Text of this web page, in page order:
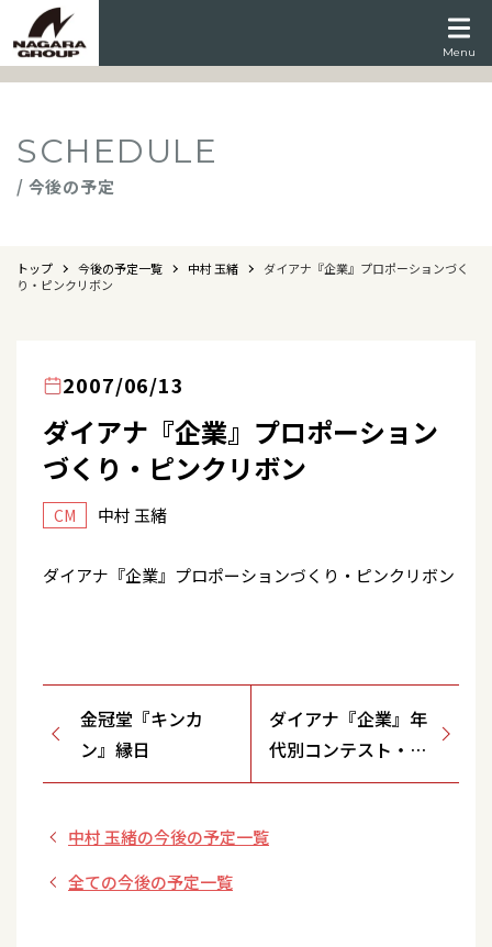
Menu
SCHEDULE
/ 今後の予定
トップ 今後の予定一覧 中村 玉緒
ダイアナ『企業』プロポーションづく
り・ピンクリボン
2007/06/13
ダイアナ『企業』プロポーション
づくり・ピンクリボン
CM 中村 玉緒
ダイアナ『企業』プロポーションづくり・ピンクリボン
金冠堂『キンカ
ン』縁日
ダイアナ『企業』年
代別コンテスト・ピ
ンクリボン
中村 玉緒の今後の予定一覧
全ての今後の予定一覧